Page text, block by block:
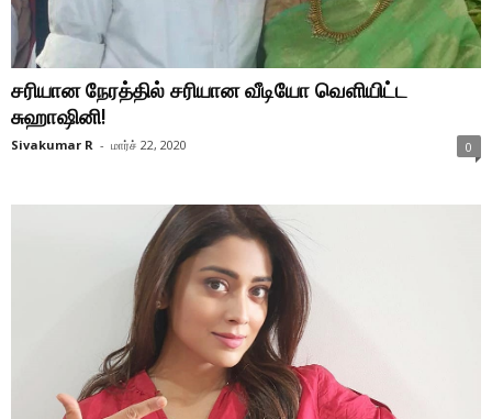
சரியான நேரத்தில் சரியான வீடியோ வெளியிட்ட
சுஹாஷினி!
Sivakumar R - மார்ச் 22, 2020 0